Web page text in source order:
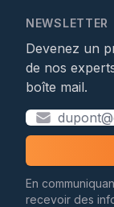
NEWSLETTER
Devenez un
de nos
boîte mail.
En
recevoir des